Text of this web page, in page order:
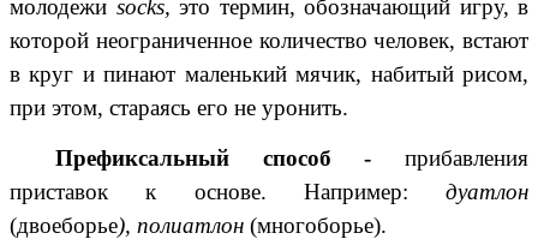
молодежи socks, это термин, обозначающий игру, в
которой неограниченное количество человек, встают
в круг и пинают маленький мячик, набитый рисом,
при этом, стараясь его не уронить.
Префиксальный способ - прибавления
приставок к основе. Например: дуатлон
(двоеборье), полиатлон (многоборье).